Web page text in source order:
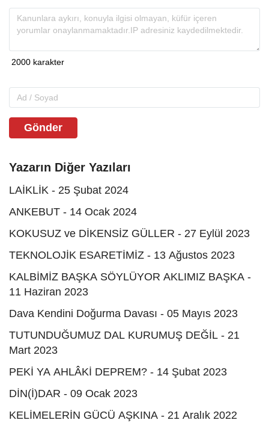
Gönder
Yazarın Diğer Yazıları
LAİKLİK - 25 Şubat 2024
ANKEBUT - 14 Ocak 2024
KOKUSUZ ve DİKENSİZ GÜLLER - 27 Eylül 2023
TEKNOLOJİK ESARETİMİZ - 13 Ağustos 2023
KALBİMİZ BAŞKA SÖYLÜYOR AKLIMIZ BAŞKA -
11 Haziran 2023
Dava Kendini Doğurma Davası - 05 Mayıs 2023
TUTUNDUĞUMUZ DAL KURUMUŞ DEĞİL - 21
Mart 2023
PEKİ YA AHLÂKİ DEPREM? - 14 Şubat 2023
DİN(İ)DAR - 09 Ocak 2023
KELİMELERİN GÜCÜ AŞKINA - 21 Aralık 2022